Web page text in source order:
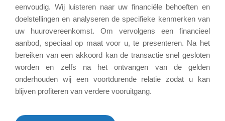
eenvoudig. Wij luisteren naar uw financiële behoeften en
doelstellingen en analyseren de specifieke kenmerken van
uw huurovereenkomst. Om vervolgens een financieel
aanbod, speciaal op maat voor u, te presenteren. Na het
bereiken van een akkoord kan de transactie snel gesloten
worden en zelfs na het ontvangen van de gelden
onderhouden wij een voortdurende relatie zodat u kan
blijven profiteren van verdere vooruitgang.